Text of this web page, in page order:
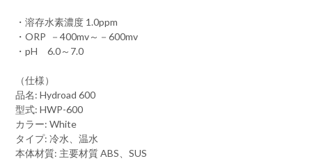
・溶存水素濃度 1.0ppm
・ORP －400mv～－600mv
・pH 6.0～7.0
（仕様）
品名: Hydroad 600
型式: HWP-600
カラー: White
タイプ: 冷水、温水
本体材質: 主要材質 ABS、SUS